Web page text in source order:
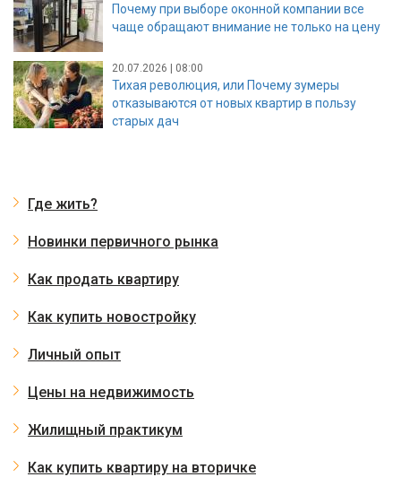
Почему при выборе оконной компании все
чаще обращают внимание не только на цену
20.07.2026 | 08:00
Тихая революция, или Почему зумеры
отказываются от новых квартир в пользу
старых дач
Где жить?
Новинки первичного рынка
Как продать квартиру
Как купить новостройку
Личный опыт
Цены на недвижимость
Жилищный практикум
Как купить квартиру на вторичке